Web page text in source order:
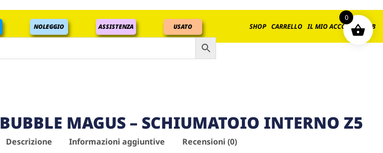
NOLEGGIO ASSISTENZA USATO SHOP CARRELLO IL MIO ACCOUNT B2B
BUBBLE MAGUS – SCHIUMATOIO INTERNO Z5
Descrizione Informazioni aggiuntive Recensioni (0)
0